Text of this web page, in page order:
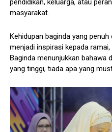
pendidikan, keluarga, atau
masyarakat.
Kehidupan baginda yang
menjadi inspirasi kepada
Baginda menunjukkan bahawa
yang tinggi, tiada apa yang